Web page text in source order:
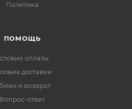
Политика
ПОМОЩЬ
оплаты
доставки
и возврат
Вопрос-ответ